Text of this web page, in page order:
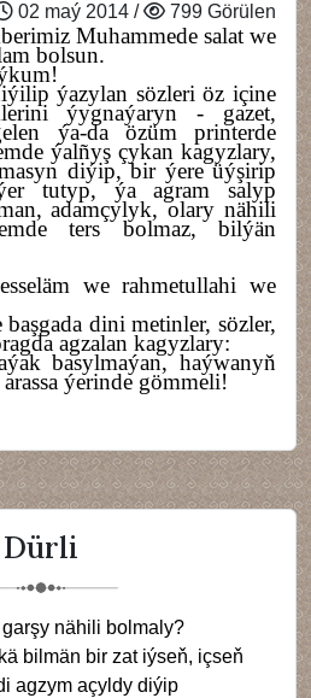
02 maý 2014 /
799 Görülen
Muhammede salat we
bolsun.
ýazylan sözleri öz içine
ýygnaýaryn - gazet,
ýa-da özüm printerde
ýalñyş çykan kagyzlary,
diýip, bir ýereüýşirip
tutyp, ýa agram salyp
adamçylyk, olary nähili
ters bolmaz, bilýän
we rahmetullahi we
dini metinler, sözler,
agzalan kagyzlary:
basylmaýan, haýwanyň
ýerinde gömmeli!
Dürli
nähili bolmaly?
bilmän bir zat iýseň, içseň
agzym açyldy diýip